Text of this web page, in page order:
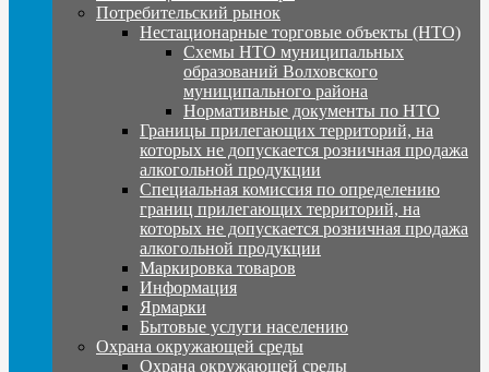
Потребительский рынок
Нестационарные торговые объекты (НТО)
Схемы НТО муниципальных
образований Волховского
муниципального района
Нормативные документы по НТО
Границы прилегающих территорий, на
которых не допускается розничная продажа
алкогольной продукции
Специальная комиссия по определению
границ прилегающих территорий, на
которых не допускается розничная продажа
алкогольной продукции
Маркировка товаров
Информация
Ярмарки
Бытовые услуги населению
Охрана окружающей среды
Охрана окружающей среды